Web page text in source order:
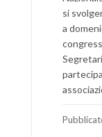
si
a